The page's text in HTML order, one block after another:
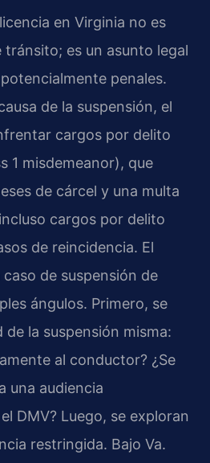
en Virginia no es
tránsito; es un asunto legal
penales.
de la suspensión, el
cargos por delito
1 misdemeanor), que
de cárcel y una multa
cargos por delito
de reincidencia. El
de suspensión de
ángulos. Primero, se
de la suspensión misma:
al conductor? ¿Se
una audiencia
DMV? Luego, se exploran
restringida. Bajo Va.